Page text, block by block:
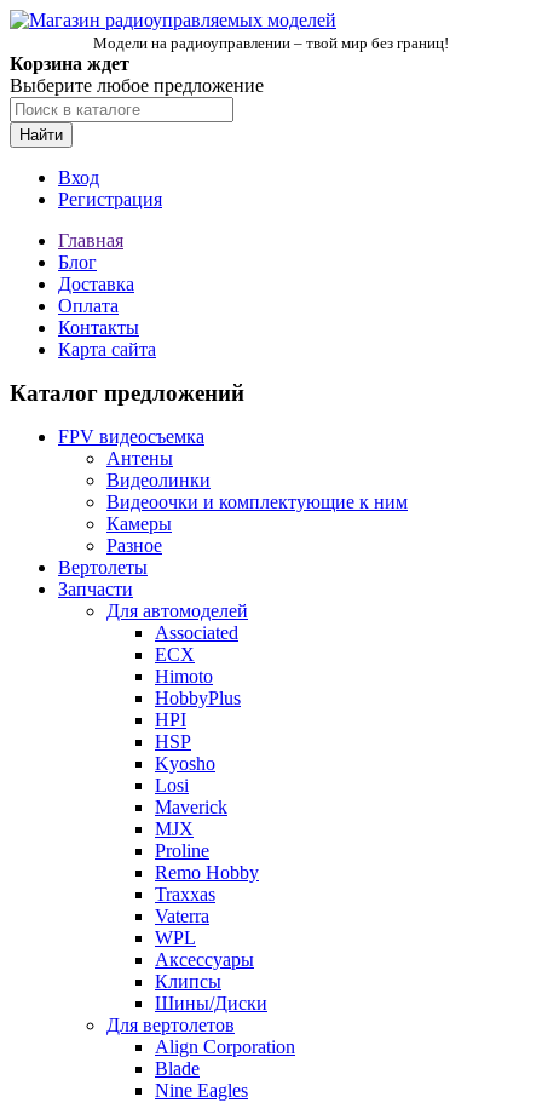
Модели на радиоуправлении – твой мир без границ!
Корзина ждет
Выберите любое предложение
Найти
Вход
Регистрация
Главная
Блог
Доставка
Оплата
Контакты
Карта сайта
Каталог предложений
FPV видеосъемка
Антены
Видеолинки
Видеоочки и комплектующие к ним
Камеры
Разное
Вертолеты
Запчасти
Для автомоделей
Associated
ECX
Himoto
HobbyPlus
HPI
HSP
Kyosho
Losi
Maverick
MJX
Proline
Remo Hobby
Traxxas
Vaterra
WPL
Аксессуары
Клипсы
Шины/Диски
Для вертолетов
Align Corporation
Blade
Nine Eagles